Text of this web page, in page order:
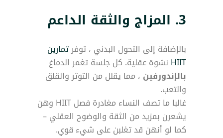
3. المزاج والثقة الداعم
بالإضافة إلى التحول البدني ، توفرتمارين
HIIT نشوة عقلية. كل جلسة تغمر الدماغ
بالإندورفين ، مما يقلل من التوتر والقلق
والتعب.
غالبا ما تصف النساء مغادرة فصل HIIT وهن
يشعرن بمزيد من الثقة والوضوح العقلي –
كما لو أنهن قد تغلبن على شيء قوي.